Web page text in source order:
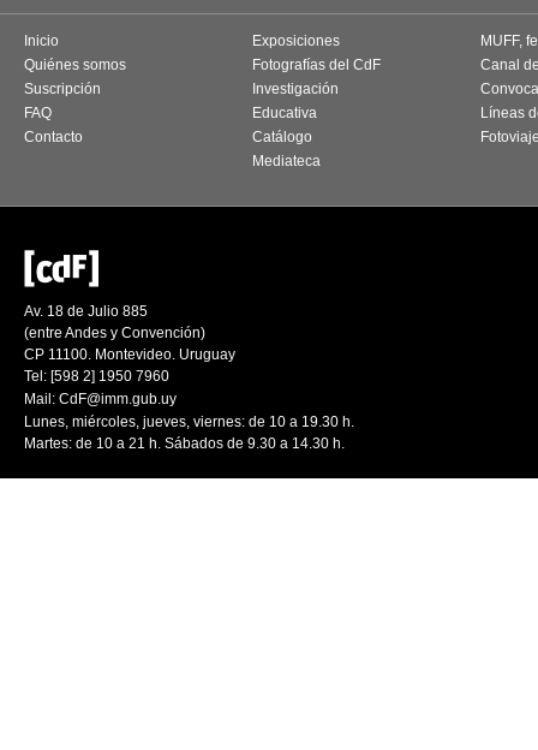
Inicio
Quiénes somos
Suscripción
FAQ
Contacto
Exposiciones
Fotografías del CdF
Investigación
Educativa
Catálogo
Mediateca
MUFF,
Canal
Líneas
Av. 18 de Julio 885
(entre Andes y Convención)
CP 11100. Montevideo. Uruguay
Tel: [598 2] 1950 7960
Mail: CdF@imm.gub.uy
Lunes, miércoles, jueves, viernes: de 10 a 19.30 h.
Martes: de 10 a 21 h. Sábados de 9.30 a 14.30 h.